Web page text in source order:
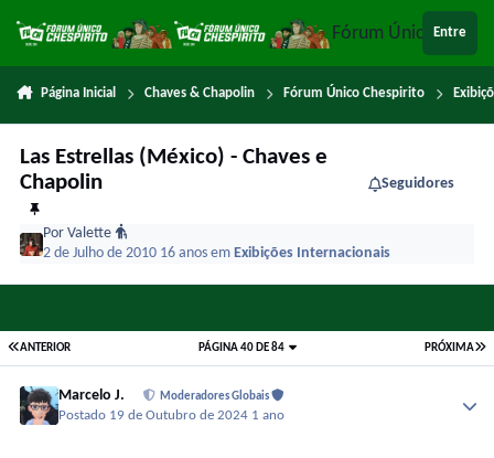
Fórum ÚnicoEntre
Página Inicial Chaves & Chapolin Fórum Único Chespirito
Las Estrellas (México) - Chaves e
Chapolin
Seguidores
PorValette
2 de Julho de 2010 16 anosemExibições Internacionais
ANTERIOR PRÓXIMA
PÁGINA 40 DE 84
Marcelo J. Moderadores Globais
Postado 19 de Outubro de 2024 1 ano